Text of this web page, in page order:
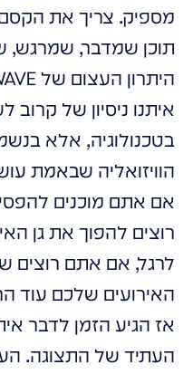
מספיק. צריך את
תוכן שמדבר, שמרגש,
איתנו ניסיון של
בטכנולוגיה, אלא
הוויזואליה שבאמת
אם אתם מוכנים
רוצים להפוך את גן
לרגל, אם אתם רוצים
האירועים שלכם עוד
אז הגיע הזמן לדבר
העתיד של התצוגה.